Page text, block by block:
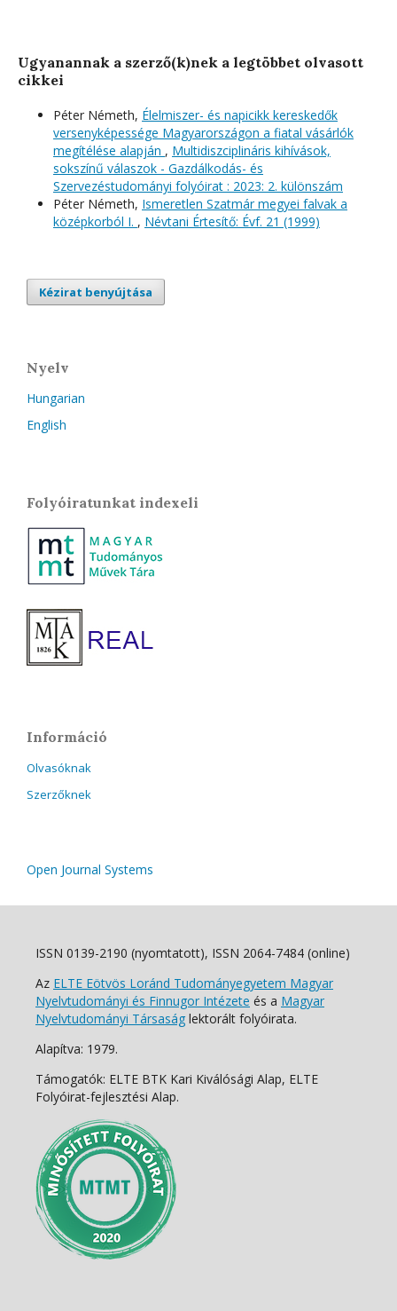
Ugyanannak a szerző(k)nek a legtöbbet olvasott
cikkei
Péter Németh, Élelmiszer- és napicikk kereskedők
versenyképessége Magyarországon a fiatal vásárlók
megítélése alapján , Multidiszciplináris kihívások,
sokszínű válaszok - Gazdálkodás- és
Szervezéstudományi folyóirat : 2023: 2. különszám
Péter Németh, Ismeretlen Szatmár megyei falvak a
középkorból I. , Névtani Értesítő: Évf. 21 (1999)
Kézirat benyújtása
Nyelv
Hungarian
English
Folyóiratunkat indexeli
Információ
Olvasóknak
Szerzőknek
Open Journal Systems
ISSN 0139-2190 (nyomtatott), ISSN 2064-7484 (online)
Az ELTE Eötvös Loránd Tudományegyetem Magyar
Nyelvtudományi és Finnugor Intézete és a Magyar
Nyelvtudományi Társaság lektorált folyóirata.
Alapítva: 1979.
Támogatók: ELTE BTK Kari Kiválósági Alap, ELTE
Folyóirat-fejlesztési Alap.